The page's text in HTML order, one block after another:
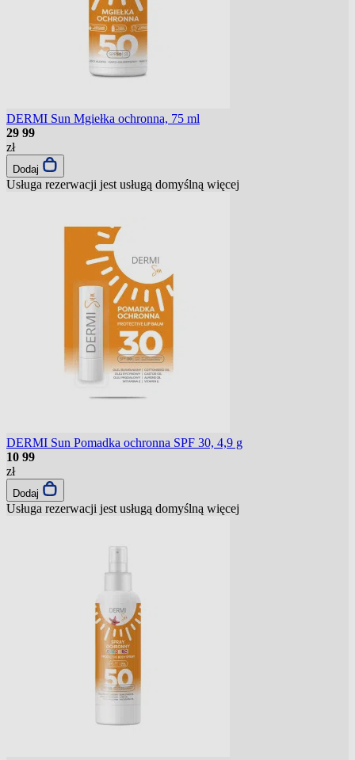
DERMI Sun Mgiełka ochronna, 75 ml
29 99
zł
Dodaj
Usługa rezerwacji jest usługą domyślną więcej
DERMI Sun Pomadka ochronna SPF 30, 4,9 g
10 99
zł
Dodaj
Usługa rezerwacji jest usługą domyślną więcej